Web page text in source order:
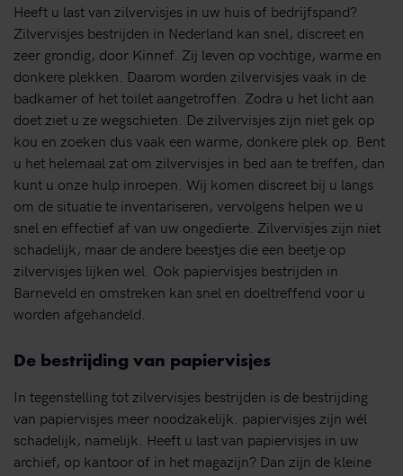
Heeft u last van zilvervisjes in uw huis of bedrijfspand?
Zilvervisjes bestrijden in Nederland kan snel, discreet en
zeer grondig, door Kinnef. Zij leven op vochtige, warme en
donkere plekken. Daarom worden zilvervisjes vaak in de
badkamer of het toilet aangetroffen. Zodra u het licht aan
doet ziet u ze wegschieten. De zilvervisjes zijn niet gek op
kou en zoeken dus vaak een warme, donkere plek op. Bent
u het helemaal zat om zilvervisjes in bed aan te treffen, dan
kunt u onze hulp inroepen. Wij komen discreet bij u langs
om de situatie te inventariseren, vervolgens helpen we u
snel en effectief af van uw ongedierte. Zilvervisjes zijn niet
schadelijk, maar de andere beestjes die een beetje op
zilvervisjes lijken wel. Ook papiervisjes bestrijden in
Barneveld en omstreken kan snel en doeltreffend voor u
worden afgehandeld.
De bestrijding van papiervisjes
In tegenstelling tot zilvervisjes bestrijden is de bestrijding
van papiervisjes meer noodzakelijk. papiervisjes zijn wél
schadelijk, namelijk. Heeft u last van papiervisjes in uw
archief, op kantoor of in het magazijn? Dan zijn de kleine